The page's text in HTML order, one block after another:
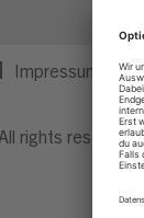
Impressum
rights reserved